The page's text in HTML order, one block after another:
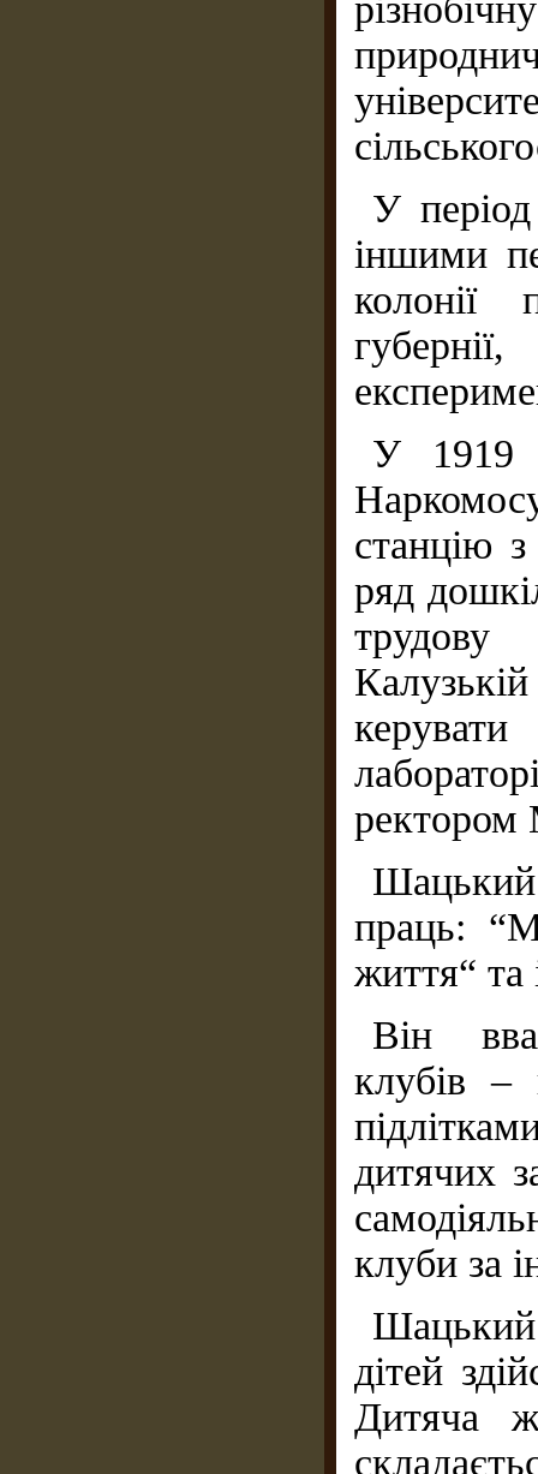
У
іншими
колонії
У 1919
станцію з
ряд
ректором
праць:
життя“ та
Він
клубів –
дитячих
клуби за
Шацький
дітей
Дитяча